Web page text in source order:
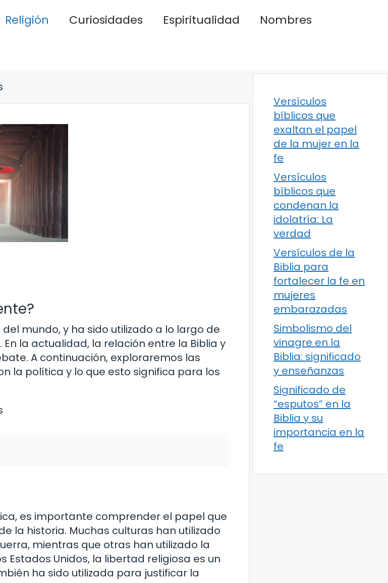
Religión Curiosidades Espiritualidad
Nombres
mundo, y ha sido utilizado a lo largo de
la actualidad, la relación entre la Biblia y
A continuación, exploraremos las
la política y lo que esto significa para los
es importante comprender el papel que
la historia. Muchas culturas han utilizado
mientras que otras han utilizado la
Estados Unidos, la libertad religiosa es un
ha sido utilizada para justificar la
Versículos
bíblicos que
exaltan el papel
de la mujer en la
fe
Versículos
bíblicos que
condenan la
idolatría: La
verdad
Versículos de la
Biblia para
fortalecer la fe en
mujeres
embarazadas
Simbolismo del
vinagre en la
Biblia: significado
y enseñanzas
Significado de
“esputos” en la
Biblia y su
importancia en la
fe